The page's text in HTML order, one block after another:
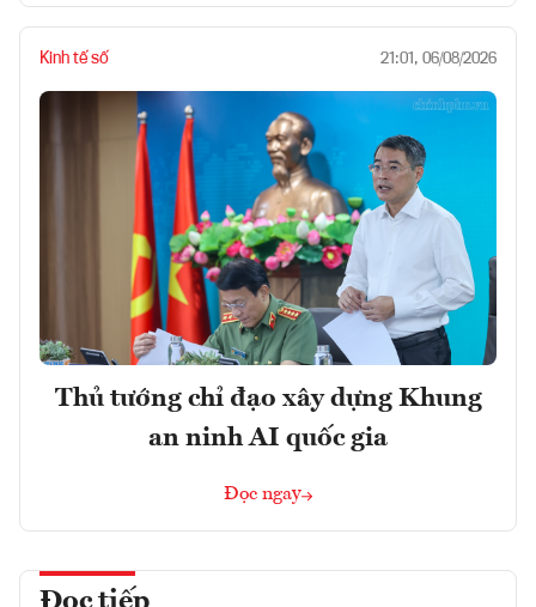
Kinh tế số 21:01, 06/08/2026
Thủ tướng chỉ đạo xây dựng Khung
an ninh AI quốc gia
Đọc ngay